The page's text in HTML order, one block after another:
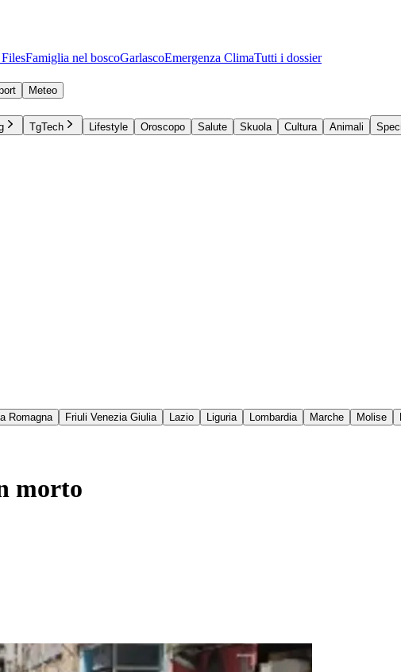
Famiglia nel boscoGarlascoEmergenza ClimaTutti i dossier
Meteo
TgTech Lifestyle Oroscopo Salute Skuola Cultura Animali
Romagna Friuli Venezia Giulia Lazio Liguria Lombardia Marche Molise
morto